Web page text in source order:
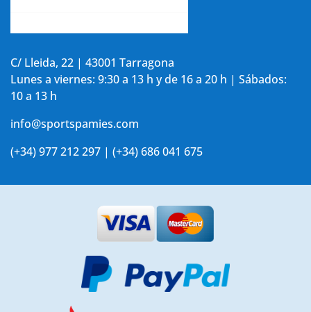
C/ Lleida, 22 | 43001 Tarragona
Lunes a viernes: 9:30 a 13 h y de 16 a 20 h | Sábados:
10 a 13 h
info@sportspamies.com
(+34) 977 212 297 | (+34) 686 041 675